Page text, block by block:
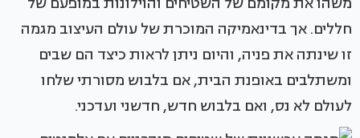
חללים. אך בדינאמיקה המוכרת של עולם העיצוב מגמה
זו שינתה את פניה, והיום ניתן לראות כיצד הם שבים
ומשתלבים באופנת הבית, אם בלבוש מסורתי שלחו
לעולם לא נס, ואם בלבוש חדש, חדשני ועדכני.